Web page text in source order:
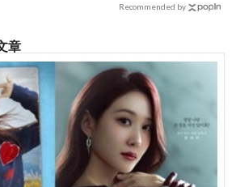
Recommended by
章